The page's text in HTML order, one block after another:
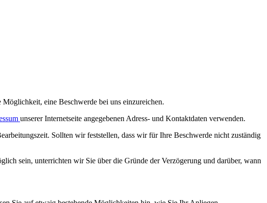
eine Beschwerde bei uns einzureichen.
unserer Internetseite angegebenen Adress- und Kontaktdaten verwenden.
Sollten wir feststellen, dass wir für Ihre Beschwerde nicht zuständig
sein, unterrichten wir Sie über die Gründe der Verzögerung und darüber, wann